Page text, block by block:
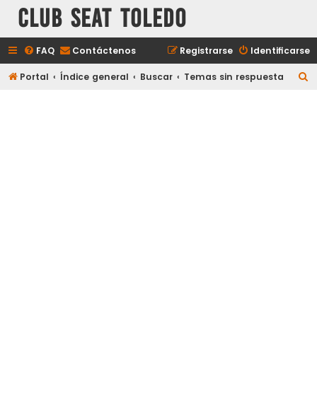
Club Seat Toledo
FAQ Contáctenos Identificarse
Registrarse
Portal Índice general Buscar Temas sin respuesta